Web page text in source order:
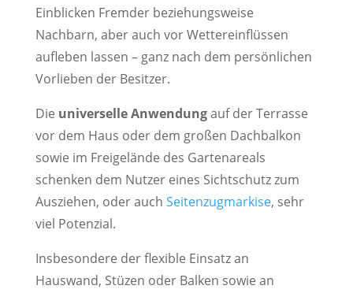
Einblicken Fremder beziehungsweise
Nachbarn, aber auch vor Wettereinflüssen
aufleben lassen – ganz nach dem persönlichen
Vorlieben der Besitzer.
Die universelle Anwendungauf der Terrasse
vor dem Haus oder dem großen Dachbalkon
sowie im Freigelände des Gartenareals
schenken dem Nutzer eines Sichtschutz zum
Ausziehen, oder auch Seitenzugmarkise, sehr
viel Potenzial.
Insbesondere der flexible Einsatz an
Hauswand, Stüzen oder Balken sowie an